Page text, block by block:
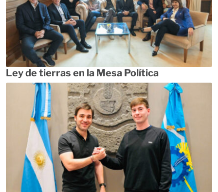
Ley de tierras en la Mesa Política